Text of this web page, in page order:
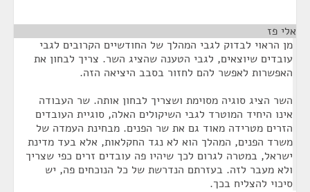
אלי פז
מן הראוי לבדוק לגבי המהלך של החודשיים הקרובים לגבי
עובדים שיוצאים, לגבי הטענה שהציג השר. צריך לבחון את
האפשרות לאפשר להם לחזור בסבב היציאה הזה.
השר הציג סוגיה מסוימת ושצריך לבחון אותה. שר העבודה
אינו היחיד המוטרד לגבי השיקולים האלה, סוגיית העובדים
הזרים מטרידה מאוד גם את שר הפנים. מבחינת העמדה של
משרד הפנים, המהלך הוא לא נגד החקלאות, אלא בעד מדינת
ישראל, במטרה לגרום לכך שיהיו פה עובדים זרים כפי שצריך
ולא מעבר לזה. בעזרתם הנדרשת של כל הנוכחים פה, יש
סיכוי להצליח בכך.